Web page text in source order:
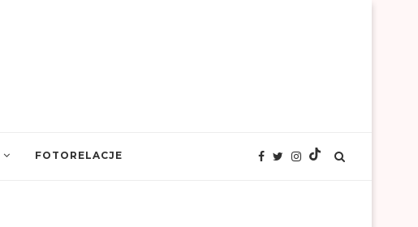
FOTORELACJE